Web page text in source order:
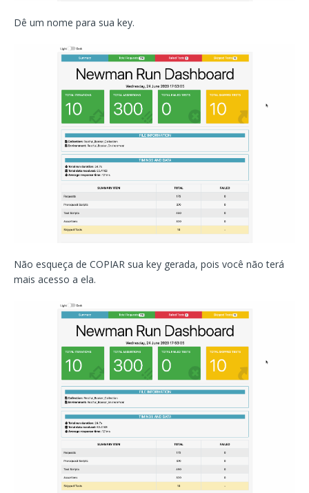
Dê um nome para sua key.
Não esqueça de COPIAR sua key gerada, pois você não terá
mais acesso a ela.